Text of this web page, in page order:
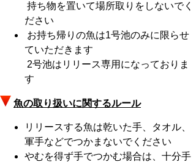
持ち物を置いて場所取りをしないでく
ださい
お持ち帰りの魚は1号池のみに限らせ
ていただきます
2号池はリリース専用になっておりま
す
魚の取り扱いに関するルール
リリースする魚は乾いた手、タオル、
軍手などでつかまないでください
やむを得ず手でつかむ場合は、十分手